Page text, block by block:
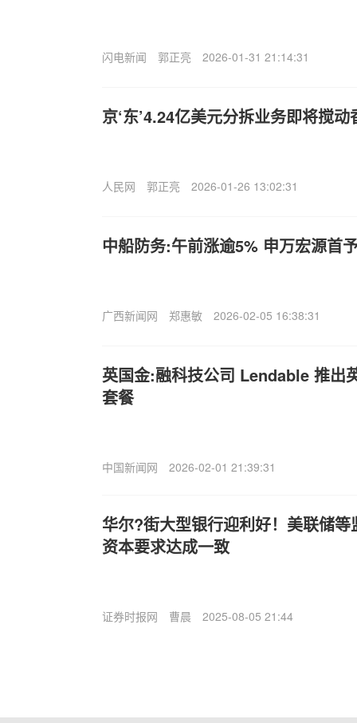
闪电新闻 郭正亮 2026-01-31 21:14:31
京‘东’4.24亿美元分拆业务即将搅
人民网 郭正亮 2026-01-26 13:02:31
中船防务:午前涨逾5% 申万宏源首
广西新闻网 郑惠敏 2026-02-05 16:38:31
英国金:融科技公司 Lendable 推出
套餐
中国新闻网 2026-02-01 21:39:31
华尔?街大型银行迎利好！美联储
资本要求达成一致
证券时报网 曹晨 2025-08-05 21:44